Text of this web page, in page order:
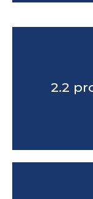
2.2